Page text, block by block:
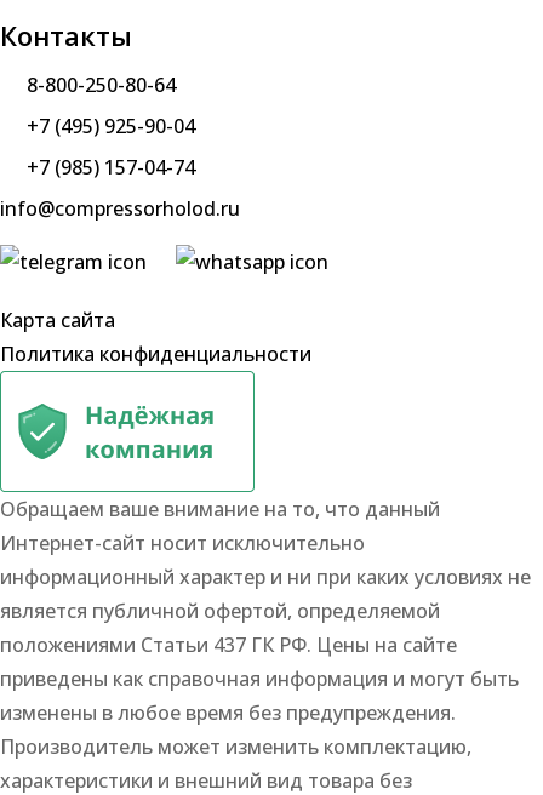
Контакты
8-800-250-80-64
+7 (495) 925-90-04
+7 (985) 157-04-74
info@compressorholod.ru
Карта сайта
Политика конфиденциальности
Обращаем ваше внимание на то, что данный
Интернет-сайт носит исключительно
информационный характер и ни при каких условиях не
является публичной офертой, определяемой
положениями Статьи 437 ГК РФ. Цены на сайте
приведены как справочная информация и могут быть
изменены в любое время без предупреждения.
Производитель может изменить комплектацию,
характеристики и внешний вид товара без